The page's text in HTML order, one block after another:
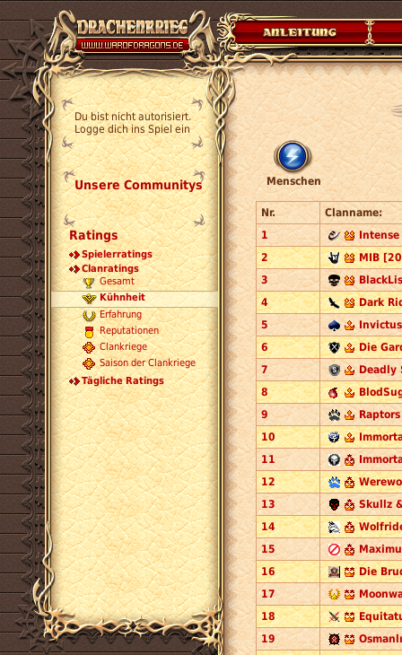
Du bist nicht autorisiert.
Logge dich ins Spiel ein
Unsere Communitys
Ratings
Spielerratings
Clanratings
Gesamt
Kühnheit
Erfahrung
Reputationen
Clankriege
Saison der Clankriege
Tägliche Ratings
Menschen
Nr.
Clanname:
1
2
MIB
3
4
Dark
5
6
Die
7
Deadly
8
9
10
11
12
13
Skullz
14
15
16
Die
17
18
19